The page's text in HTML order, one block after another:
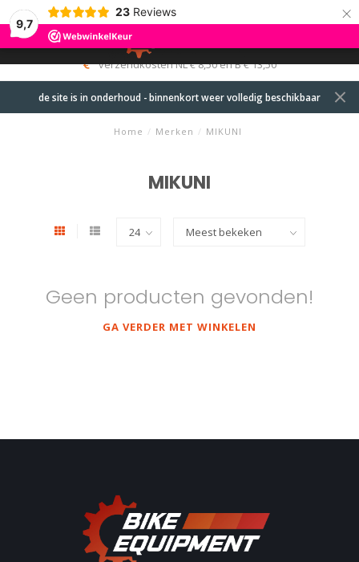
9,7
23 Reviews ×
MENU
0
verzendkosten NL € 8,50 en B € 13,50
de site is in onderhoud - binnenkort weer volledig beschikbaar
Home / Merken / MIKUNI
MIKUNI
Geen producten gevonden!
GA VERDER MET WINKELEN